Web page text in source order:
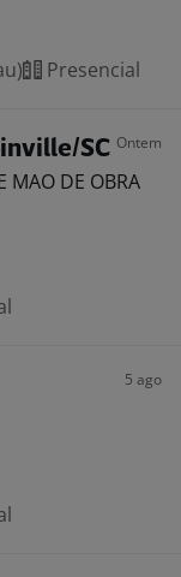
Presencial
SC Ontem
MAO DE OBRA
5 ago